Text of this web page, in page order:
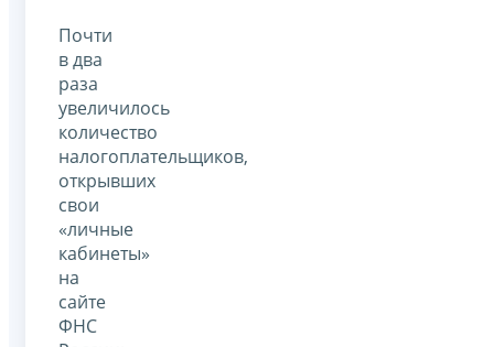
Почти
в два
раза
увеличилось
количество
налогоплательщиков,
открывших
свои
«личные
кабинеты»
на
сайте
ФНС